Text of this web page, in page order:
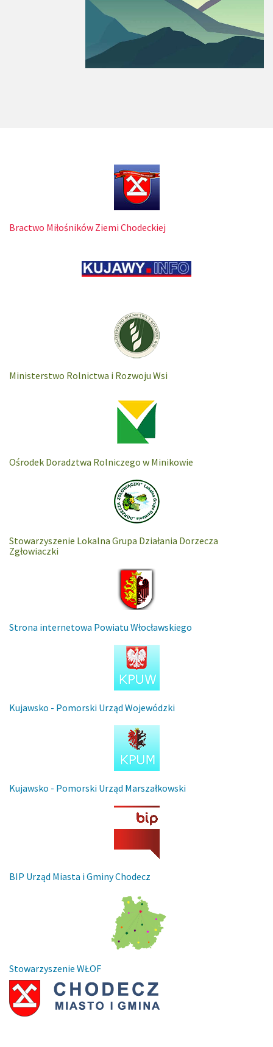
Bractwo Miłośników Ziemi Chodeckiej
Ministerstwo Rolnictwa i Rozwoju Wsi
Ośrodek Doradztwa Rolniczego w Minikowie
Stowarzyszenie Lokalna Grupa Działania Dorzecza
Zgłowiaczki
Strona internetowa Powiatu Włocławskiego
Kujawsko - Pomorski Urząd Wojewódzki
Kujawsko - Pomorski Urząd Marszałkowski
BIP Urząd Miasta i Gminy Chodecz
Stowarzyszenie WŁOF